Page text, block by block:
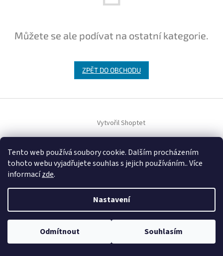
Tento web používá soubory cookie. Dalším procházením
tohoto webu vyjadřujete souhlas s jejich používáním.. Více
informacízde.
Nastavení
Odmítnout Souhlasím
Můžete se ale podívat na ostatní kategorie.
ZPĚT DO OBCHODU
a
Vytvořil Shoptet
Copyright 2026MOTIV NÁBYTEK. Všechna práva vyhrazena.Upravit
nastavení cookies